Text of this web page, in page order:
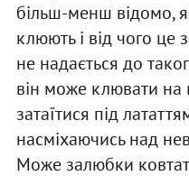
більш-менш відомо,
клюють і від чого це
не надається до
він може клювати на
затаїтися під
насміхаючись над
Може залюбки